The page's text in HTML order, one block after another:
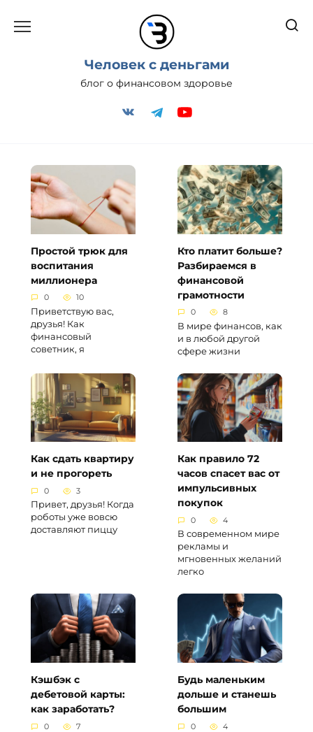
содержанию
Человек с деньгами
блог о финансовом здоровье
Простой трюк для
воспитания
миллионера
0 10
Приветствую вас,
друзья! Как
финансовый
советник, я
Кто платит больше?
Разбираемся в
финансовой
грамотности
0 8
В мире финансов, как
и в любой другой
сфере жизни
Как сдать квартиру
и не прогореть
0 3
Привет, друзья! Когда
роботы уже вовсю
доставляют пиццу
Как правило 72
часов спасет вас от
импульсивных
покупок
0 4
В современном мире
рекламы и
мгновенных желаний
легко
Кэшбэк с
дебетовой карты:
как заработать?
0 7
Будь маленьким
дольше и станешь
большим
0 4